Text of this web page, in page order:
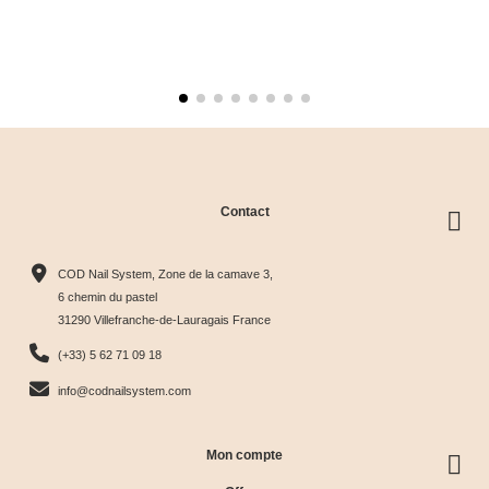
Contact
COD Nail System, Zone de la camave 3,
6 chemin du pastel
31290 Villefranche-de-Lauragais France
(+33) 5 62 71 09 18
info@codnailsystem.com
Mon compte